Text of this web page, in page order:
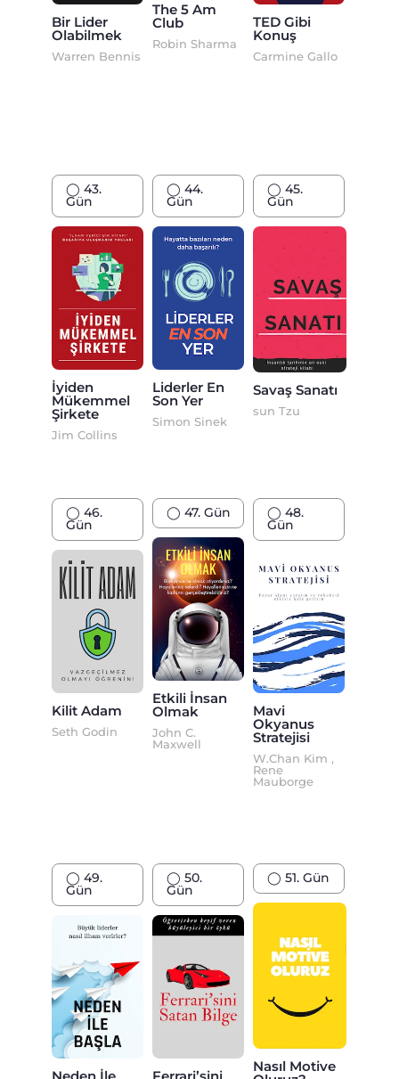
Bir Lider
Olabilmek
Warren Bennis
The 5 Am
Club
Robin Sharma
TED Gibi
Konuş
Carmine Gallo
◯ 43.
Gün
İyiden
Mükemmel
Şirkete
Jim Collins
◯ 44.
Gün
Liderler En
Son Yer
Simon Sinek
◯ 45.
Gün
Savaş Sanatı
sun Tzu
◯ 46.
Gün
Kilit Adam
Seth Godin
◯ 47. Gün
Etkili İnsan
Olmak
John C.
Maxwell
◯ 48.
Gün
Mavi
Okyanus
Stratejisi
W.Chan Kim ,
Rene
Mauborge
◯ 49.
Gün
◯ 50.
Gün
◯ 51. Gün
Nasıl Motive